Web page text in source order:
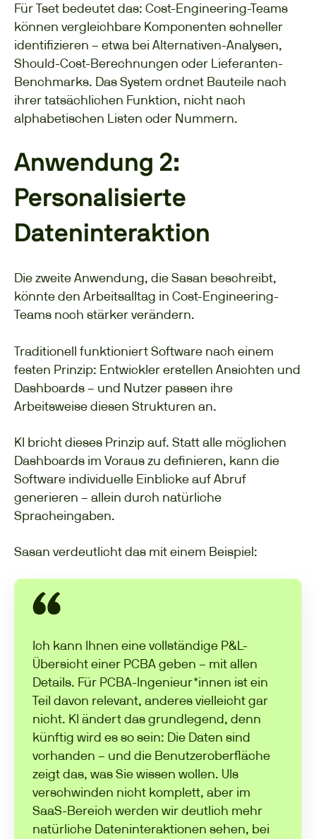
Für Tset bedeutet das: Cost-Engineering-Teams
können vergleichbare Komponenten schneller
identifizieren – etwa bei Alternativen-Analysen,
Should-Cost-Berechnungen oder Lieferanten-
Benchmarks. Das System ordnet Bauteile nach
ihrer tatsächlichen Funktion, nicht nach
alphabetischen Listen oder Nummern.
Anwendung 2:
Personalisierte
Dateninteraktion
Die zweite Anwendung, die Sasan beschreibt,
könnte den Arbeitsalltag in Cost-Engineering-
Teams noch stärker verändern.
Traditionell funktioniert Software nach einem
festen Prinzip: Entwickler erstellen Ansichten und
Dashboards – und Nutzer passen ihre
Arbeitsweise diesen Strukturen an.
KI bricht dieses Prinzip auf. Statt alle möglichen
Dashboards im Voraus zu definieren, kann die
Software individuelle Einblicke auf Abruf
generieren – allein durch natürliche
Spracheingaben.
Sasan verdeutlicht das mit einem Beispiel:
Ich kann Ihnen eine vollständige P&L-
Übersicht einer PCBA geben – mit allen
Details. Für PCBA-Ingenieur*innen ist ein
Teil davon relevant, anderes vielleicht gar
nicht. KI ändert das grundlegend, denn
künftig wird es so sein: Die Daten sind
vorhanden – und die Benutzeroberfläche
zeigt das, was Sie wissen wollen. UIs
verschwinden nicht komplett, aber im
SaaS-Bereich werden wir deutlich mehr
natürliche Dateninteraktionen sehen, bei